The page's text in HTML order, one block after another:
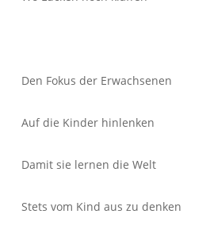
Den Fokus der Erwachsenen
Auf die Kinder hinlenken
Damit sie lernen die Welt
Stets vom Kind aus zu denken